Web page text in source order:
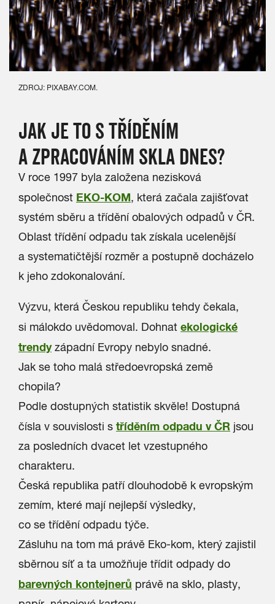
ZDROJ: PIXABAY.COM.
JAK JE TO S TŘÍDĚNÍM
A ZPRACOVÁNÍM SKLA DNES?
V roce 1997 byla založena nezisková
společnost EKO-KOM, která začala zajišťovat
systém sběru a třídění obalových odpadů v ČR.
Oblast třídění odpadu tak získala ucelenější
a systematičtější rozměr a postupně docházelo
k jeho zdokonalování.
Výzvu, která Českou republiku tehdy čekala,
si málokdo uvědomoval. Dohnat ekologické
trendyzápadní Evropy nebylo snadné.
Jak se toho malá středoevropská země
chopila?
Podle dostupných statistik skvěle! Dostupná
čísla v souvislosti s tříděním odpadu v ČR jsou
za posledních dvacet let vzestupného
charakteru.
Česká republika patří dlouhodobě k evropským
zemím, které mají nejlepší výsledky,
co se třídění odpadu týče.
Zásluhu na tom má právě Eko-kom, který zajistil
sběrnou síť a ta umožňuje třídit odpady do
barevných kontejnerů právě na sklo, plasty,